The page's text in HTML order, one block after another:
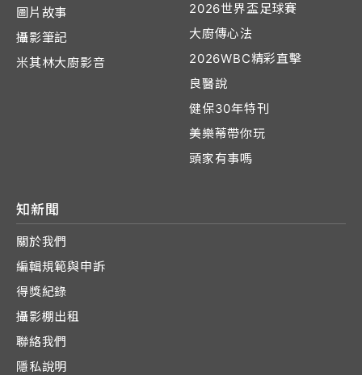
圖片故事
攝影筆記
米其林大廚影音
2026世界盃足球賽
大廚傳心法
2026WBC精彩直擊
良醫說
健保30年特刊
美樂蒂帶你玩
頭家有事嗎
知新聞
關於我們
編輯規範與申訴
得獎紀錄
攝影棚出租
聯絡我們
隱私說明